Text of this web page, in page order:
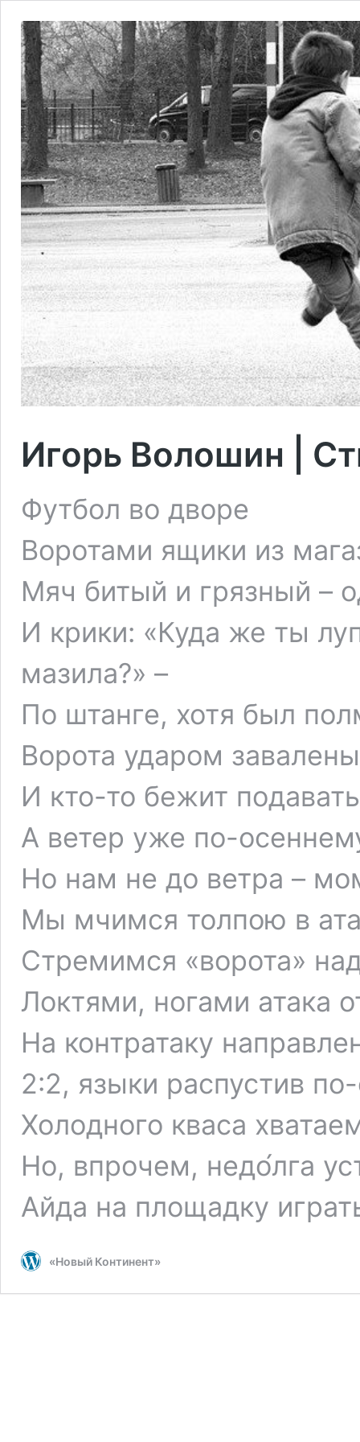
Игорь Волошин |
Футбол во дворе
Воротами ящики из
Мяч битый и грязный –
И крики: «Куда же ты
мазила?» –
По штанге, хотя был
Ворота ударом
И кто-то бежит
А ветер уже по-
Но нам не до ветра –
Мы мчимся толпою в
Стремимся «ворота»
Локтями, ногами атака
На контратаку
2:2, языки распустив
Холодного кваса
Но, впрочем, недо́лга
Айда на площадку
«Новый Континент»